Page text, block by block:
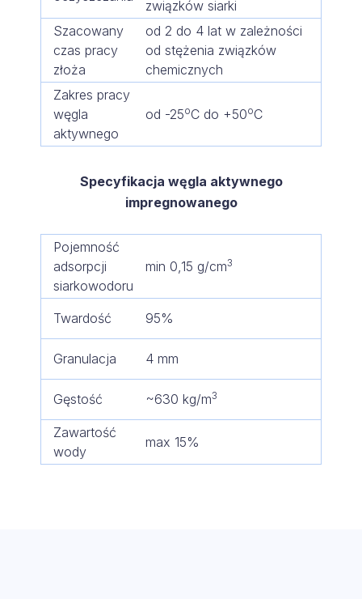
związków siarki
Szacowany
czas pracy
złoża
od 2 do 4 lat w zależności
od stężenia związków
chemicznych
Zakres pracy
węgla
aktywnego
od -25oC do +50oC
Specyfikacja węgla aktywnego
impregnowanego
Pojemność
adsorpcji
siarkowodoru
min 0,15 g/cm3
Twardość 95%
Granulacja 4 mm
Gęstość ~630 kg/m3
Zawartość
wody
max 15%